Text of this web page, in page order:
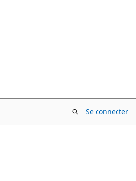
Se connecter